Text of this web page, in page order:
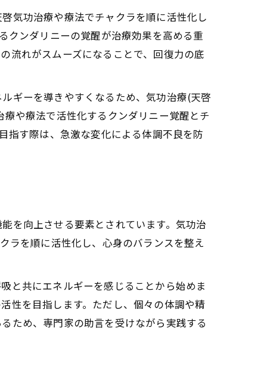
作用
ーの相乗メカニズム
気功治療や療法でチャクラを順に活性化し
クンダリニーの覚醒が治療効果を高める重
流れがスムーズになることで、回復力の底
ギーを導きやすくなるため、気功治療(天啓
や療法で活性化するクンダリニー覚醒とチ
指す際は、急激な変化による体調不良を防
を向上させる要素とされています。気功治
ラを順に活性化し、心身のバランスを整え
と共にエネルギーを感じることから始めま
性を目指します。ただし、個々の体調や精
ため、専門家の助言を受けながら実践する